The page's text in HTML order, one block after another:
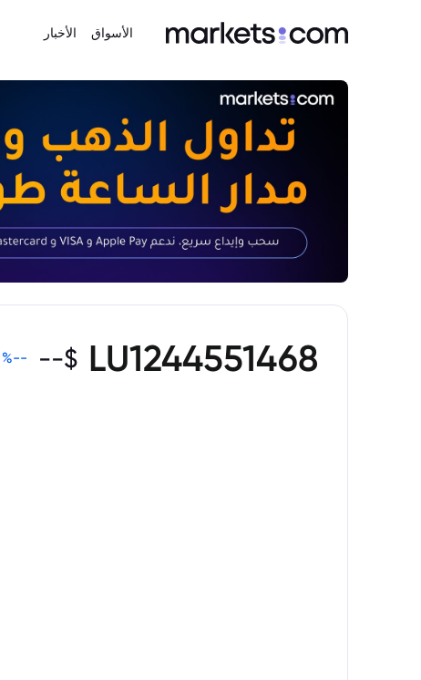
الأسواق الأخبار
LU1244551468
$
--
--
%